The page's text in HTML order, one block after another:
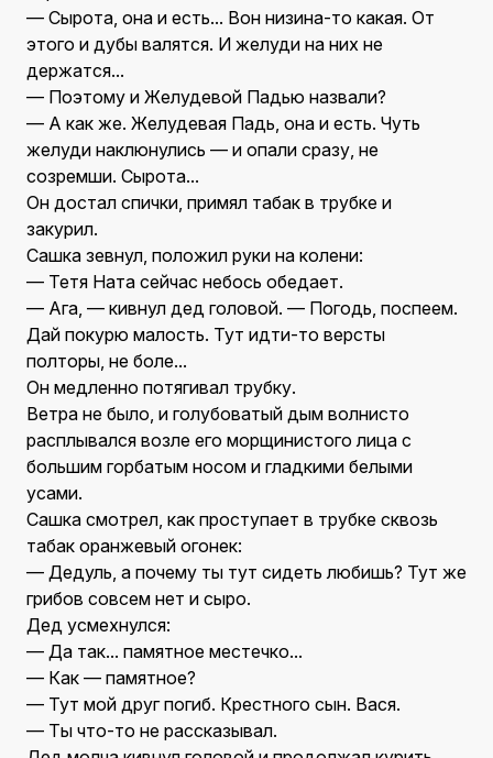
— Сырота, она и есть... Вон низина-то какая. От
этого и дубы валятся. И желуди на них не
держатся...
— Поэтому и Желудевой Падью назвали?
— А как же. Желудевая Падь, она и есть. Чуть
желуди наклюнулись — и опали сразу, не
созремши. Сырота...
Он достал спички, примял табак в трубке и
закурил.
Сашка зевнул, положил руки на колени:
— Тетя Ната сейчас небось обедает.
— Ага, — кивнул дед головой. — Погодь, поспеем.
Дай покурю малость. Тут идти-то версты
полторы, не боле...
Он медленно потягивал трубку.
Ветра не было, и голубоватый дым волнисто
расплывался возле его морщинистого лица с
большим горбатым носом и гладкими белыми
усами.
Сашка смотрел, как проступает в трубке сквозь
табак оранжевый огонек:
— Дедуль, а почему ты тут сидеть любишь? Тут же
грибов совсем нет и сыро.
Дед усмехнулся:
— Да так... памятное местечко...
— Как — памятное?
— Тут мой друг погиб. Крестного сын. Вася.
— Ты что-то не рассказывал.